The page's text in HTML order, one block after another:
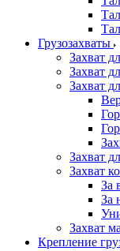
Грузозахваты
Захват
Захват
Захват
Захват
Захват
За
За
Захват
Крепление